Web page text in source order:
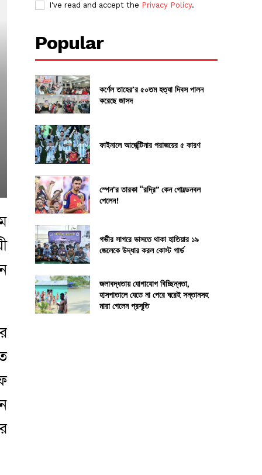
I've read and accept the Privacy Policy.
Popular
কর্ণেল তাহের’র ৫০তম হত্যা দিবস পালন
করেছে জাসদ
ফাইনালে আর্জেন্টিনার পরাজয়ের ৫ কারণ
স্পেন’র তারকা “রদ্রি” কেন গোল্ডেনবল
পেলেন!
গভীর সাগরে ভাসতে থাকা হাতিয়ার ১৯
জেলেকে উদ্ধার করল কোস্ট গার্ড
জলাবদ্ধতায় যোগাযোগ বিচ্ছিন্নতা,
হাসপাতালে যেতে না পেরে ঘরেই সন্তানসহ
মারা গেলেন প্রসূতি